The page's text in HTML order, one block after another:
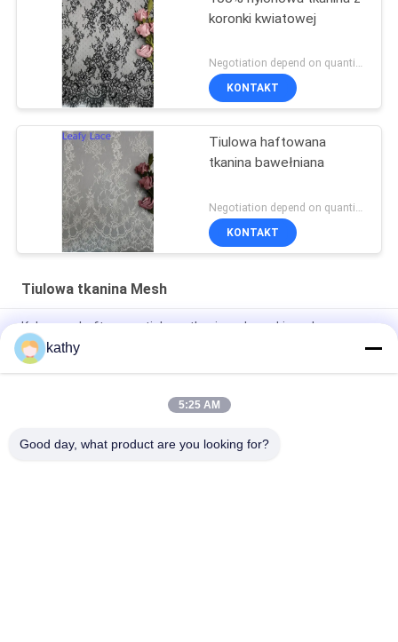
koronki kwiatowej
Negotiation depend on quantity MOQ:10 jardów
KONTAKT
Tiulowa haftowana
tkanina bawełniana
Negotiation depend on quantity MOQ:10 jardów
KONTAKT
Tiulowa tkanina Mesh
Kolorowa, haftowana tiulowa tkanina z koronki woal
Haftowana tiulowa tkanina siateczkowa Tkanina pościeli z
koronki ogrodowej
Metaliczna gwiazda w kształcie tiulu z siateczki dla kobiet
kathy
5:25 AM
Good day, what product are you looking for?